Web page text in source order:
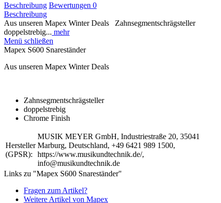
Beschreibung Bewertungen 0
Beschreibung
Aus unseren Mapex Winter Deals Zahnsegmentschrägsteller
doppelstrebig... mehr
Menü schließen
Mapex S600 Snareständer
Aus unseren Mapex Winter Deals
Zahnsegmentschrägsteller
doppelstrebig
Chrome Finish
Hersteller
(GPSR):
MUSIK MEYER GmbH, Industriestraße 20, 35041
Marburg, Deutschland, +49 6421 989 1500,
https://www.musikundtechnik.de/,
info@musikundtechnik.de
Links zu "Mapex S600 Snareständer"
Fragen zum Artikel?
Weitere Artikel von Mapex